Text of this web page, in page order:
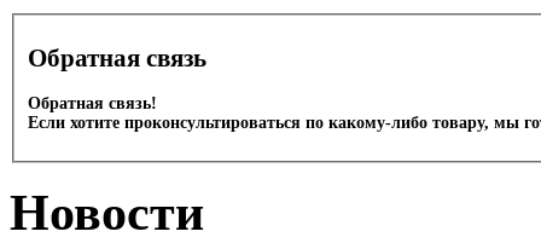
Обратная связь
Обратная связь!
Если хотите проконсультироваться по какому-либо товару, мы
Новости